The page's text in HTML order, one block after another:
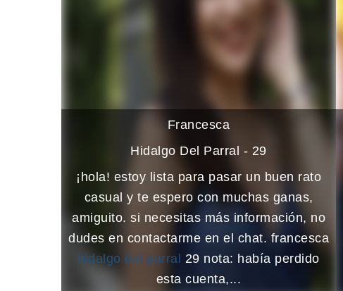
Francesca
Hidalgo Del Parral - 29
¡hola! estoy lista para pasar un buen rato
casual y te espero con muchas ganas,
amiguito. si necesitas más información, no
dudes en contactarme en el chat. francesca
hidalgo del parral 29 nota: había perdido
esta cuenta,...